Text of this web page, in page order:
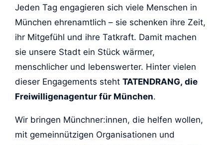
Jeden Tag engagieren sich viele Menschen in
München ehrenamtlich – sie schenken ihre Zeit,
ihr Mitgefühl und ihre Tatkraft. Damit machen
sie unsere Stadt ein Stück wärmer,
menschlicher und lebenswerter. Hinter vielen
dieser Engagements steht TATENDRANG, die
Freiwilligenagentur für München.
Wir bringen Münchner:innen, die helfen wollen,
mit gemeinnützigen Organisationen und